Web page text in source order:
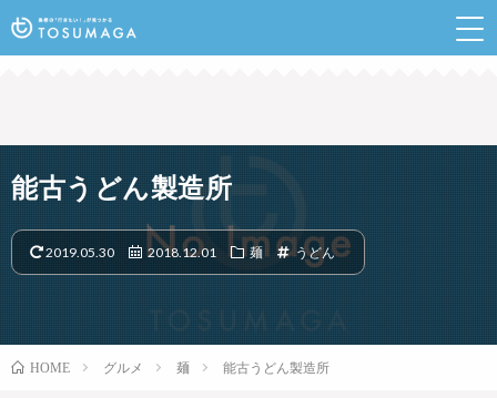
能古うどん製造所
2019.05.30 2018.12.01 麺 うどん
HOME グルメ 麺 能古うどん製造所